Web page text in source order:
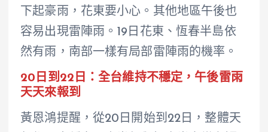
下起豪雨，花東要小心。其他地區午後也
容易出現雷陣雨。19日花東、恆春半島依
然有雨，南部一樣有局部雷陣雨的機率。
20日到22日：全台維持不穩定，午後雷雨
天天來報到
黃恩鴻提醒，從20日開始到22日，整體天